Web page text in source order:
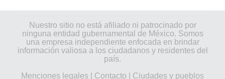
Nuestro sitio no está afiliado ni patrocinado por
ninguna entidad gubernamental de México. Somos
una empresa independiente enfocada en brindar
información valiosa a los ciudadanos y residentes del
país.
Menciones legales
Contacto Ciudades y pueblos